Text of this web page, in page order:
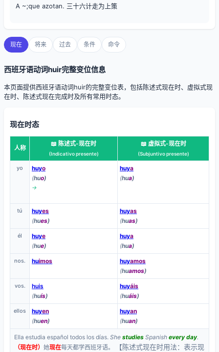
A ~;que azotan. 三十六计走为上策
现在 将来 过去 条件 命令
西班牙语动词huir完整变位信息
本页面提供西班牙语动词huir的完整变位表，包括陈述式现在时、虚拟式现
在时、陈述式现在完成时及所有常用时态。
现在时态
人称
📖 陈述式-现在时
(Indicativo presente)
📖 虚拟式-现在时
(Subjuntivo presente)
yo huyo
(huo)
→
huya
(hua)
tú huyes
(hues)
huyas
(huas)
él huye
(hue)
huya
(hua)
nos. huimos huyamos
(huamos)
vos.
huis
(huís)
huyáis
(huáis)
ellos huyen
(huen)
huyan
(huan)
Ella estudia español todos los días. She studies Spanish every day.
（现在时） 她现在每天都学西班牙语。
【陈述式现在时用法：表示现